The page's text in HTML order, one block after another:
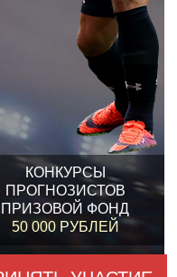
КОНКУРСЫ
ПРОГНОЗИСТОВ
ПРИЗОВОЙ ФОНД
50 000 РУБЛЕЙ